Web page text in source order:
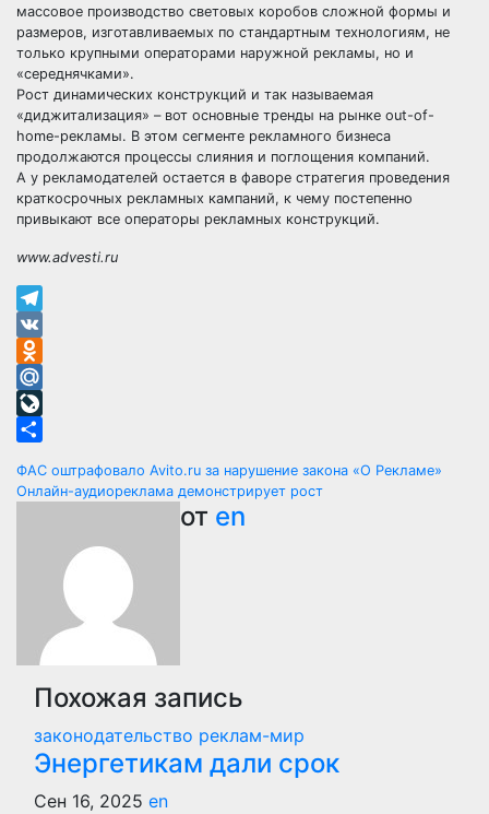
массовое производство световых коробов сложной формы и
размеров, изготавливаемых по стандартным технологиям, не
только крупными операторами наружной рекламы, но и
«середнячками».
Рост динамических конструкций и так называемая
«диджитализация» – вот основные тренды на рынке out-of-
home-рекламы. В этом сегменте рекламного бизнеса
продолжаются процессы слияния и поглощения компаний.
А у рекламодателей остается в фаворе стратегия проведения
краткосрочных рекламных кампаний, к чему постепенно
привыкают все операторы рекламных конструкций.
www.advesti.ru
Telegram
VK
Odnoklassniki
Mail.Ru
LiveJournal
Навигация
записям
ФАС оштрафовало Avito.ru за нарушение закона «О Рекламе»
Онлайн-аудиореклама демонстрирует рост
от en
Похожая запись
законодательство реклам-мир
Энергетикам дали срок
Сен 16, 2025 en